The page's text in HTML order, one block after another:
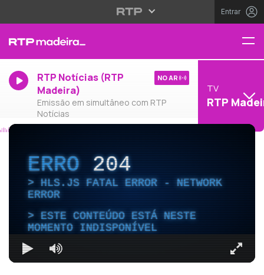
Entrar
RTP Notícias (RTP
Madeira)
Emissão em simultâneo com RTP
Notícias
NO AR
TV
RTP
ERRO204
HLS.JS FATAL ERROR - NETWORK
ERROR
ESTE CONTEÚDO ESTÁ NESTE
MOMENTO INDISPONÍVEL